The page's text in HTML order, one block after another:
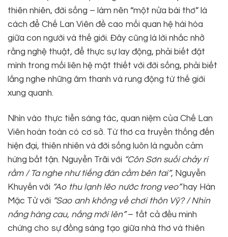
thiên nhiên, đời sống – làm nên “một nửa bài thơ” là
cách để Chế Lan Viên đề cao mối quan hệ hài hòa
giữa con người và thế giới. Đây cũng là lời nhắc nhở
rằng nghệ thuật, để thực sự lay động, phải biết đặt
mình trong mối liên hệ mật thiết với đời sống, phải biết
lắng nghe những âm thanh và rung động từ thế giới
xung quanh.
Nhìn vào thực tiễn sáng tác, quan niệm của Chế Lan
Viên hoàn toàn có cơ sở. Từ thơ ca truyền thống đến
hiện đại, thiên nhiên và đời sống luôn là nguồn cảm
hứng bất tận. Nguyễn Trãi với “Côn Sơn suối chảy rì
rầm / Ta nghe như tiếng đàn cầm bên tai”, Nguyễn
Khuyến với “Ao thu lạnh lẽo nước trong veo”hay Hàn
Mặc Tử với “Sao anh không về chơi thôn Vỹ? / Nhìn
nắng hàng cau, nắng mới lên”– tất cả đều minh
chứng cho sự đồng sáng tạo giữa nhà thơ và thiên